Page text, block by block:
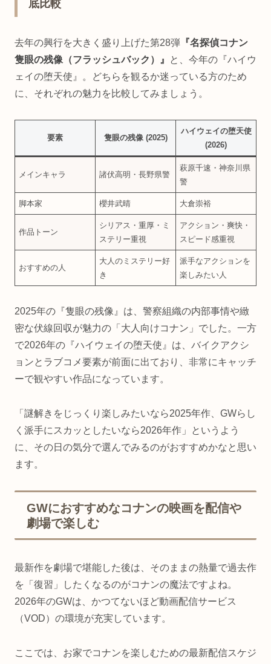
底比較
去年の興行を大きく盛り上げた第28弾 『名探偵コナン
隻眼の残像（フラッシュバック）』
と、今年の『ハイウ
ェイの堕天使』。どちらを観るか迷っている方のため
に、それぞれの魅力を比較してみましょう。
要素 隻眼の残像 (2025)
ハイウェイの堕天使
(2026)
メインキャラ 諸伏高明・長野県警
萩原千速・神奈川県
警
脚本家 櫻井武晴 大倉崇裕
作品トーン
シリアス・重厚・ミ
ステリー重視
アクション・爽快・
スピード感重視
おすすめの人
大人のミステリー好
き
派手なアクションを
楽しみたい人
2025年の『隻眼の残像』は、警察組織の内部事情や緻
密な伏線回収が魅力の「大人向けコナン」でした。一方
で2026年の『ハイウェイの堕天使』は、バイクアクシ
ョンとラブコメ要素が前面に出ており、非常にキャッチ
ーで観やすい作品になっています。
「謎解きをじっくり楽しみたいなら2025年作、GWらし
く派手にスカッとしたいなら2026年作」というよう
に、その日の気分で選んでみるのがおすすめかなと思い
ます。
GWにおすすめなコナンの映画を配信や
劇場で楽しむ
最新作を劇場で堪能した後は、そのままの熱量で過去作
を「復習」したくなるのがコナンの魔法ですよね。
2026年のGWは、かつてないほど動画配信サービス
（VOD）の環境が充実しています。
ここでは、お家でコナンを楽しむための最新配信スケジ